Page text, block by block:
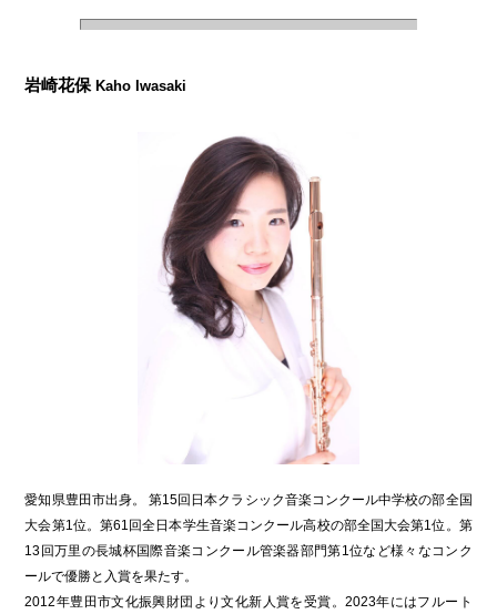
岩崎花保 Kaho Iwasaki
愛知県豊田市出身。 第15回日本クラシック音楽コンクール中学校の部全国
大会第1位。第61回全日本学生音楽コンクール高校の部全国大会第1位。第
13回万里の長城杯国際音楽コンクール管楽器部門第1位など様々なコンク
ールで優勝と入賞を果たす。
2012年豊田市文化振興財団より文化新人賞を受賞。2023年にはフルート